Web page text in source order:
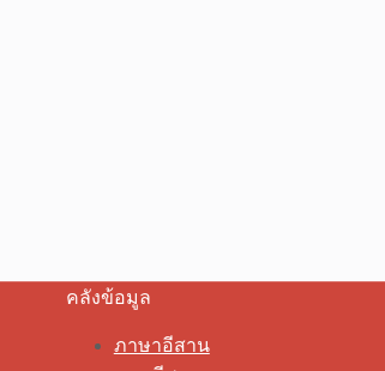
คลังข้อมูล
ภาษาอีสาน